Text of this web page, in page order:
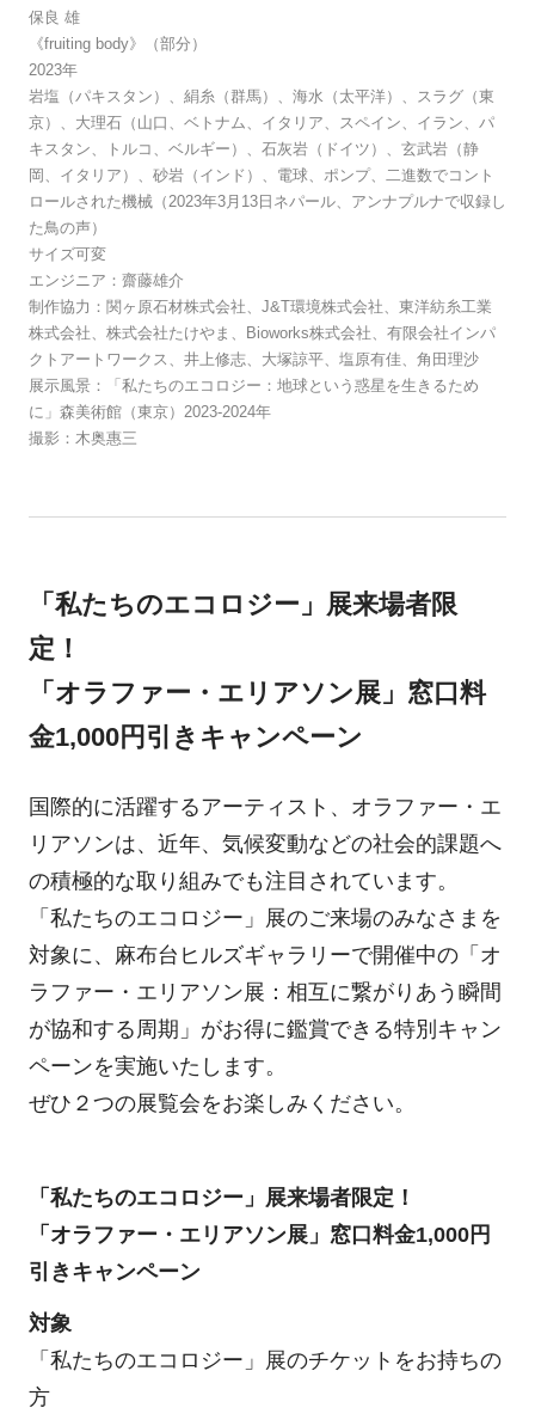
保良 雄
《fruiting body》（部分）
2023年
岩塩（パキスタン）、絹糸（群馬）、海水（太平洋）、スラグ（東
京）、大理石（山口、ベトナム、イタリア、スペイン、イラン、パ
キスタン、トルコ、ベルギー）、石灰岩（ドイツ）、玄武岩（静
岡、イタリア）、砂岩（インド）、電球、ポンプ、二進数でコント
ロールされた機械（2023年3月13日ネパール、アンナプルナで収録し
た鳥の声）
サイズ可変
エンジニア：齋藤雄介
制作協力：関ヶ原石材株式会社、J&T環境株式会社、東洋紡糸工業
株式会社、株式会社たけやま、Bioworks株式会社、有限会社インパ
クトアートワークス、井上修志、大塚諒平、塩原有佳、角田理沙
展示風景：「私たちのエコロジー：地球という惑星を生きるため
に」森美術館（東京）2023-2024年
撮影：木奥惠三
「私たちのエコロジー」展来場者限
定！
「オラファー・エリアソン展」窓口料
金1,000円引きキャンペーン
国際的に活躍するアーティスト、オラファー・エ
リアソンは、近年、気候変動などの社会的課題へ
の積極的な取り組みでも注目されています。
「私たちのエコロジー」展のご来場のみなさまを
対象に、麻布台ヒルズギャラリーで開催中の「オ
ラファー・エリアソン展：相互に繋がりあう瞬間
が協和する周期」がお得に鑑賞できる特別キャン
ペーンを実施いたします。
ぜひ２つの展覧会をお楽しみください。
「私たちのエコロジー」展来場者限定！
「オラファー・エリアソン展」窓口料金1,000円
引きキャンペーン
対象
「私たちのエコロジー」展のチケットをお持ちの
方